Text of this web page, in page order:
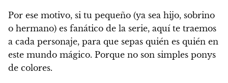
Por ese motivo, si tu pequeño (ya sea hijo, sobrino
o hermano) es fanático de la serie, aquí te traemos
a cada personaje, para que sepas quién es quién en
este mundo mágico. Porque no son simples ponys
de colores.